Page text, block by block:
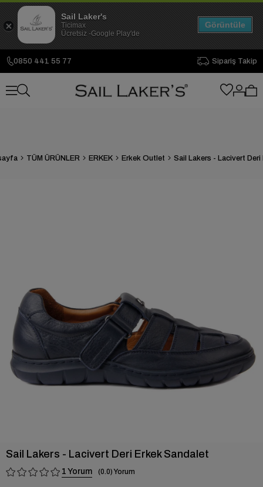
0850 441 55 77 Sipariş Takip
TÜM ÜRÜNLER ERKEK Erkek Outlet
Sail Lakers - Lacivert Deri Erkek Sandalet
1 0.0
Sail Laker's
Ticimax
Ücretsiz -Google Play'de
Görüntüle